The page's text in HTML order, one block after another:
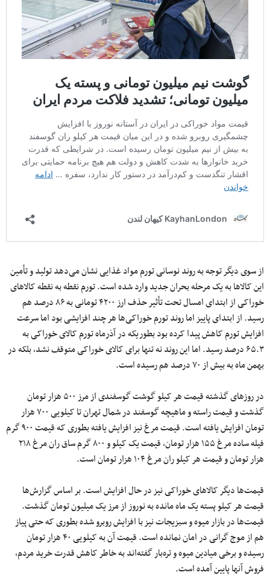
از سوی دیگر توجه به روند نوسانی تورم مواد غذایی نشان می‌دهد تولید و تأمین
این کالاها به یک مرحله بحران جدید وارد شده است. تورم نقطه به نقطه کالا‌های
خوراکی از ابتدای امسال تحت تأثیر حذف ارز ۴۲۰۰ تومانی به ۸۶ درصد هم
رسید. از ابتدای پاییز اما روند تورم خوراکی‌ها هر چند افزایشی بود اما سرعت
افزایش تورم کاهش پیدا کرده بود بطوریکه در آذرماه تورم کالای خوراکی به
۶۵.۳ درصد رسید. اما این روند نه تنها برای کالای خوراکی متوقف نشد، بلکه در
بهمن ماه به بیش از ۷۰ درصد هم رسیده است.
در روزهای گذشته قیمت هر کیلو گوشت گوسفندی از مرز ۵۰۰ هزار تومان
گذشت و قیمت راسته و ماهیچه گوسفند در شمال تهران تا کیلویی ۷۰۰ هزار
تومان افزایش یافته است. قیمت مرغ نیز افزایش یافته بطوری که قیمت ۹۰۰ گرم
فیله ساده مرغ ۱۵۵ هزار تومان، قیمت یک کیلو و ۸۰۰ گرم ساق ران مرغ ۲۱۸
هزار تومان و قیمت هر کیلو ران مرغ ۱۰۴ هزار تومان است.
قیمت‌ها دیگر کالاهای خوراکی نیز در حال افزایش است. بر اساس گزارش‌ها
قیمت هر کیلو پسته یک ماه مانده به نوروز از مرز یک میلیون تومان گذشت.
قیمت‌ها در بازار میوه و سبزیجات نیز با افزایش روبرو شده بطوری که حتی پیاز
هم از موج گرانی در امان نمانده است. قیمت آن به کیلویی ۴۰ هزار تومان
رسیده و برخی میادین میوه و تره‌بار گفته‌اند به خاطر کاهش قدرت خرید مردم،
فروش آنها پایین آمده است.